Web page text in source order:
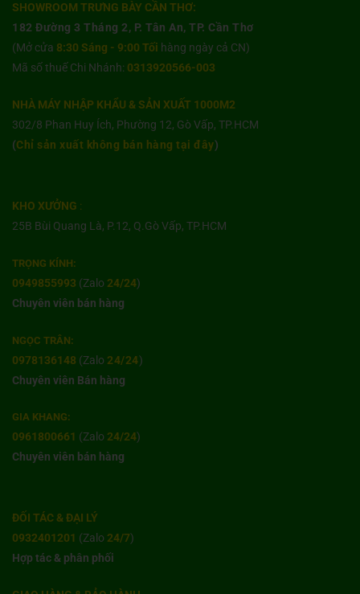
SHOWROOM TRƯNG BÀY CẦN THƠ:
182 Đường 3 Tháng 2, P. Tân An, TP. Cần Thơ
(Mở cửa 8:30 Sáng - 9:00 Tối hàng ngày cả CN)
Mã số thuế Chi Nhánh: 0313920566-003
NHÀ MÁY NHẬP KHẨU & SẢN XUẤT 1000M2
302/8 Phan Huy Ích, Phường 12, Gò Vấp, TP.HCM
(Chỉ sản xuất không bán hàng tại đây)
KHO XƯỞNG :
25B Bùi Quang Là, P.12, Q.Gò Vấp, TP.HCM
TRỌNG KÍNH:
0949855993 (Zalo 24/24)
Chuyên viên bán hàng
NGỌC TRÂN:
0978136148 (Zalo 24/24)
Chuyên viên Bán hàng
GIA KHANG:
0961800661 (Zalo 24/24)
Chuyên viên bán hàng
ĐỐI TÁC & ĐẠI LÝ
0932401201 (Zalo 24/7)
Hợp tác & phân phối